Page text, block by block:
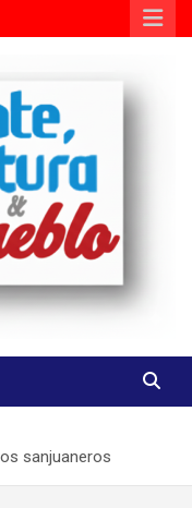
sanjuaneros